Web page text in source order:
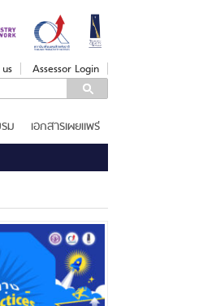
Assessor Login
ม เอกสารเผยแพร่
LOGIN
Login
Username
Password
ลืมรหัสผ่าน
SERVICES
รางวัลคุณภาพแห่งชาติ